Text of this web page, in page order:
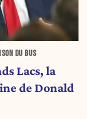
DU BUS
Lacs, la
de Donald